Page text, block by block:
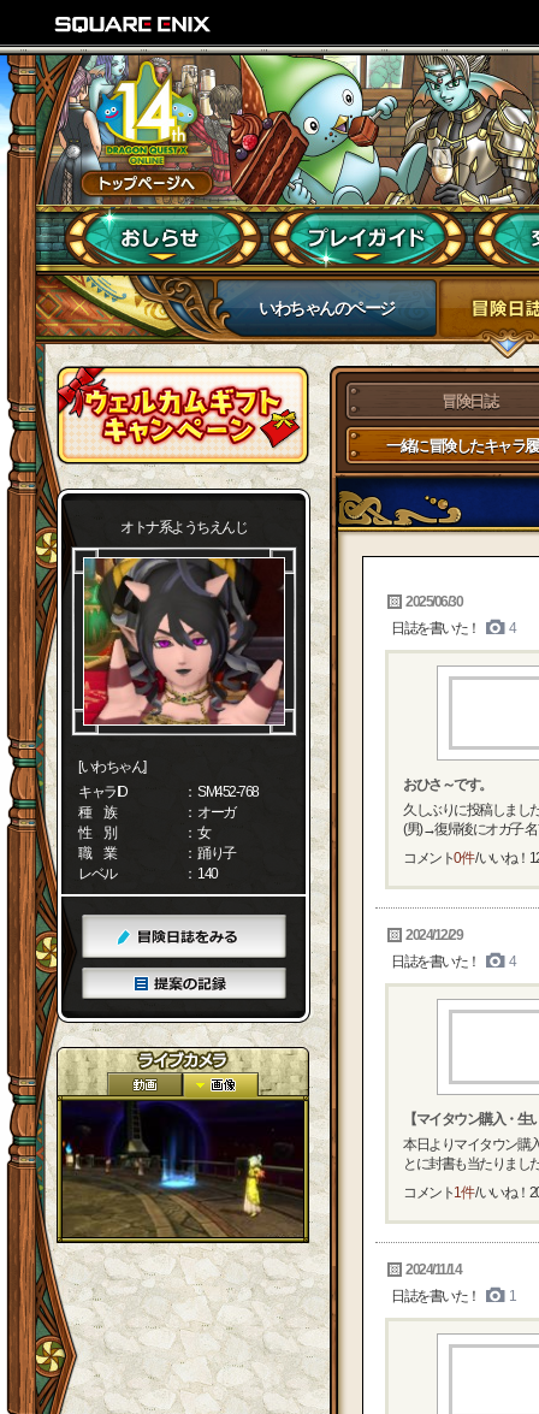
いわちゃんのページ
オトナ系ようちえんじ
[いわちゃん]
キャラID
： SM452-768
種 族
： オーガ
性 別
： 女
職 業
： 踊り子
レベル
： 140
冒険日誌
一緒に冒険したキャラ
2025/06/30
日誌を書いた！
4
おひさ～です。
久しぶりに投稿しまし
(男)→復帰後にオガ子 名
コメント0件/ いいね！
2024/12/29
日誌を書いた！
4
【マイタウン購入・
本日よりマイタウン購
とに封書も当たりまし
コメント1件/ いいね！
2024/11/14
日誌を書いた！
1